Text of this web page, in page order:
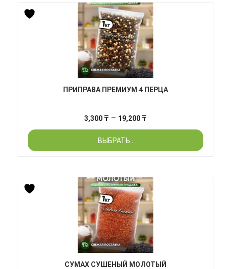
ПРИПРАВА ПРЕМИУМ 4 ПЕРЦА
3,300 ₸ – 19,200 ₸
цен:
–
ВЫБРАТЬ..
СУМАХ СУШЕНЫЙ МОЛОТЫЙ